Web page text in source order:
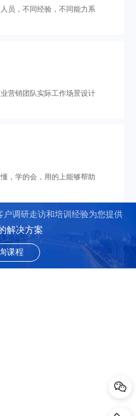
员，不同经验，不同能力系
营销团队实际工作场景设计
，学的会，用的上能够帮助
户调研走访和培训经验为您提供
解决方案
课程